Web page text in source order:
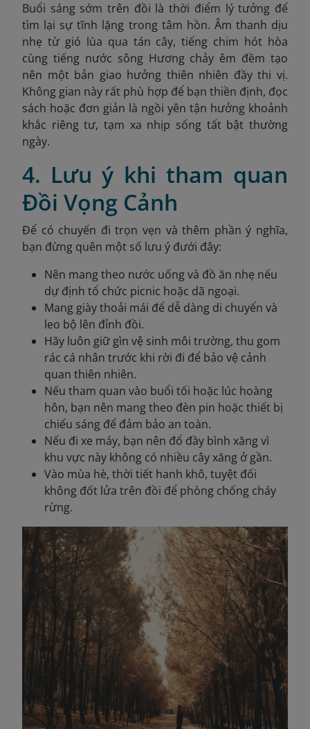
Buổi sáng sớm trên đồi là thời điểm lý tưởng để
tìm lại sự tĩnh lặng trong tâm hồn. Âm thanh dịu
nhẹ từ gió lùa qua tán cây, tiếng chim hót hòa
cùng tiếng nước sông Hương chảy êm đềm tạo
nên một bản giao hưởng thiên nhiên đầy thi vị.
Không gian này rất phù hợp để bạn thiền định, đọc
sách hoặc đơn giản là ngồi yên tận hưởng khoảnh
khắc riêng tư, tạm xa nhịp sống tất bật thường
ngày.
4. Lưu ý khi tham quan
Đồi Vọng Cảnh
Để có chuyến đi trọn vẹn và thêm phần ý nghĩa,
bạn đừng quên một số lưu ý đưới đây:
Nên mang theo nước uống và đồ ăn nhẹ nếu
dự định tổ chức picnic hoặc dã ngoại.
Mang giày thoải mái để dễ dàng di chuyển và
leo bộ lên đỉnh đồi.
Hãy luôn giữ gìn vệ sinh môi trường, thu gom
rác cá nhân trước khi rời đi để bảo vệ cảnh
quan thiên nhiên.
Nếu tham quan vào buổi tối hoặc lúc hoàng
hôn, bạn nên mang theo đèn pin hoặc thiết bị
chiếu sáng để đảm bảo an toàn.
Nếu đi xe máy, bạn nên đổ đầy bình xăng vì
khu vực này không có nhiều cây xăng ở gần.
Vào mùa hè, thời tiết hanh khô, tuyệt đối
không đốt lửa trên đồi để phòng chống cháy
rừng.